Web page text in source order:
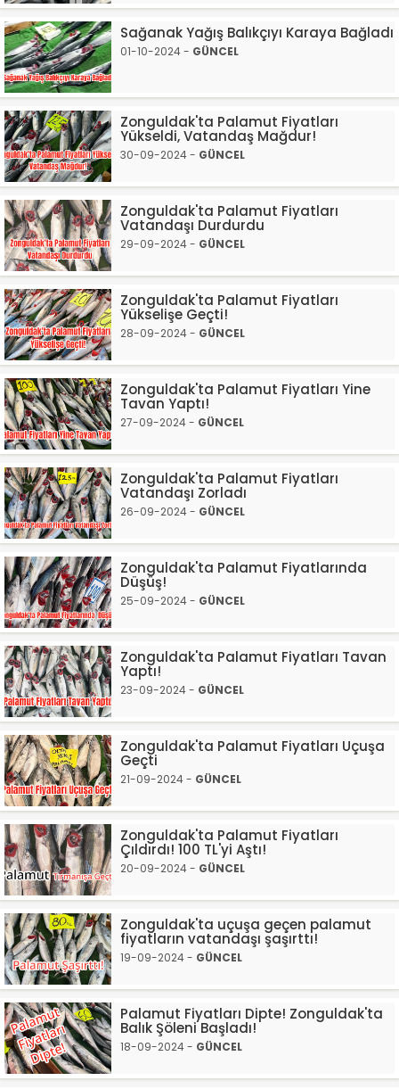
Sağanak Yağış Balıkçıyı Karaya Bağladı
01-10-2024 - GÜNCEL
Zonguldak'ta Palamut Fiyatları
Yükseldi, Vatandaş Mağdur!
30-09-2024 - GÜNCEL
Zonguldak'ta Palamut Fiyatları
Vatandaşı Durdurdu
29-09-2024 - GÜNCEL
Zonguldak'ta Palamut Fiyatları
Yükselişe Geçti!
28-09-2024 - GÜNCEL
Zonguldak'ta Palamut Fiyatları Yine
Tavan Yaptı!
27-09-2024 - GÜNCEL
Zonguldak'ta Palamut Fiyatları
Vatandaşı Zorladı
26-09-2024 - GÜNCEL
Zonguldak'ta Palamut Fiyatlarında
Düşüş!
25-09-2024 - GÜNCEL
Zonguldak'ta Palamut Fiyatları Tavan
Yaptı!
23-09-2024 - GÜNCEL
Zonguldak'ta Palamut Fiyatları Uçuşa
Geçti
21-09-2024 - GÜNCEL
Zonguldak'ta Palamut Fiyatları
Çıldırdı! 100 TL'yi Aştı!
20-09-2024 - GÜNCEL
Zonguldak'ta uçuşa geçen palamut
fiyatların vatandaşı şaşırttı!
19-09-2024 - GÜNCEL
Palamut Fiyatları Dipte! Zonguldak'ta
Balık Şöleni Başladı!
18-09-2024 - GÜNCEL